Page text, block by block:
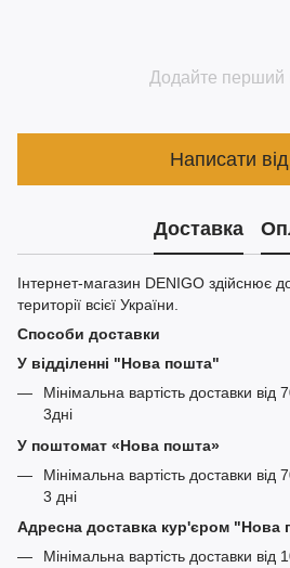
Додайте перший
Написати
Доставка
Інтернет-магазин DENIGO здійснює
території всієї України.
Способи доставки
У відділенні "Нова пошта"
Мінімальна вартість доставки від
3дні
У поштомат «Нова пошта»
Мінімальна вартість доставки від
3 дні
Адресна доставка кур'єром "Нова
Мінімальна вартість доставки від